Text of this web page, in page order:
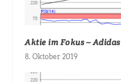
Aktie im Fokus – Adidas
8. Oktober 2019